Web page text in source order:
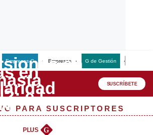
Empresas G Empresas G de Gestión
SUSCRÍBETE
PARA SUSCRIPTORES
PLUS G